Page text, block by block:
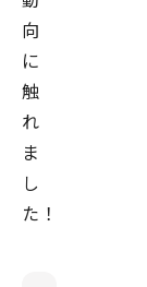
向
に
触
れ
ま
し
た！